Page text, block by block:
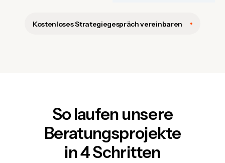
Kostenloses Strategiegespräch vereinbaren
So laufen unsere
Beratungsprojekte
in 4 Schritten